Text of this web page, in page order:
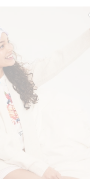
Dodaj do listy